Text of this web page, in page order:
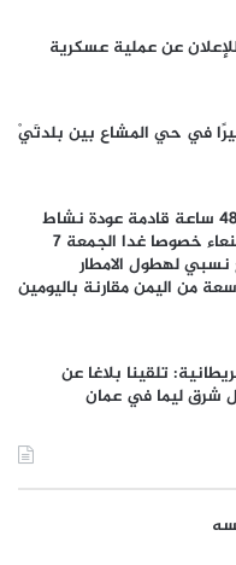
عن عملية عسكرية
في حي المشاع بين بلدتَيْ
الفلكي عدنان الشوافي: متوقع خلال 48 ساعة قادمة عودة نشاط
الأمطار على اجزاء واسعة من الامانة صنعاء خصوصا غدا الجمعة 7
توسع نسبي لهطول الامطار
من اليمن مقارنة باليومين
تلقينا بلاغا عن